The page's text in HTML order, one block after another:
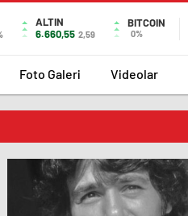
ALTIN
6.660,55 2,59
BITCOIN
0%
Foto Galeri Videolar